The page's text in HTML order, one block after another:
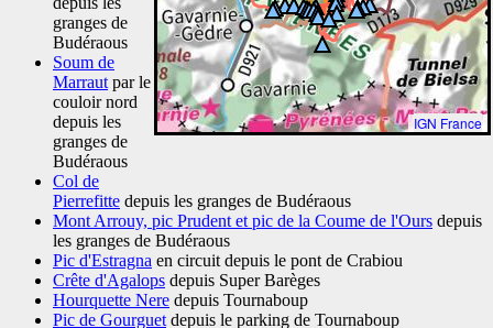
IGN France
granges de
Budéraous
Soum de
Marraut par le
couloir nord
depuis les
granges de
Budéraous
Col de
Pierrefitte depuis les granges de Budéraous
Mont Arrouy, pic Prudent et pic de la Coume de l'Ours depuis
les granges de Budéraous
Pic d'Estragna en circuit depuis le pont de Crabiou
Crête d'Agalops depuis Super Barèges
Hourquette Nere depuis Tournaboup
Pic de Gourguet depuis le parking de Tournaboup